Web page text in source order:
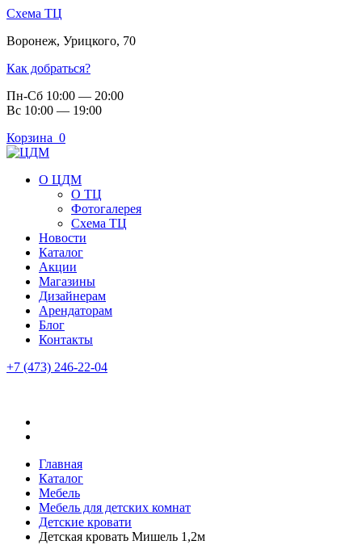
Схема ТЦ
Воронеж, Урицкого, 70
Как добраться?
Пн-Сб 10:00 — 20:00
Вс 10:00 — 19:00
Корзина 0
О ЦДМ
О ТЦ
Фотогалерея
Схема ТЦ
Новости
Каталог
Акции
Магазины
Дизайнерам
Арендаторам
Блог
Контакты
+7 (473) 246-22-04
Главная
Каталог
Мебель
Мебель для детских комнат
Детские кровати
Детская кровать Мишель 1,2м